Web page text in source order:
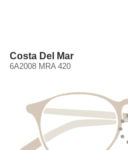
Costa Del Mar
6A2008 MRA 420